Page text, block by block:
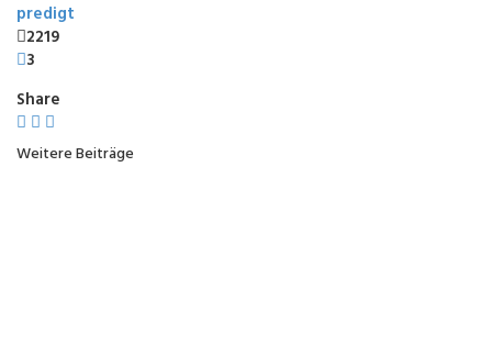
predigt
2219
3
Share
Weitere Beiträge